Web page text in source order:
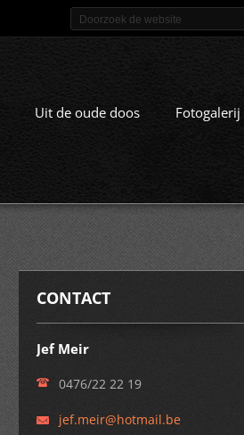
Uit de oude doos Fotogalerij
CONTACT
Jef Meir
0476/22 22 19
jef.meir@hotmail.be